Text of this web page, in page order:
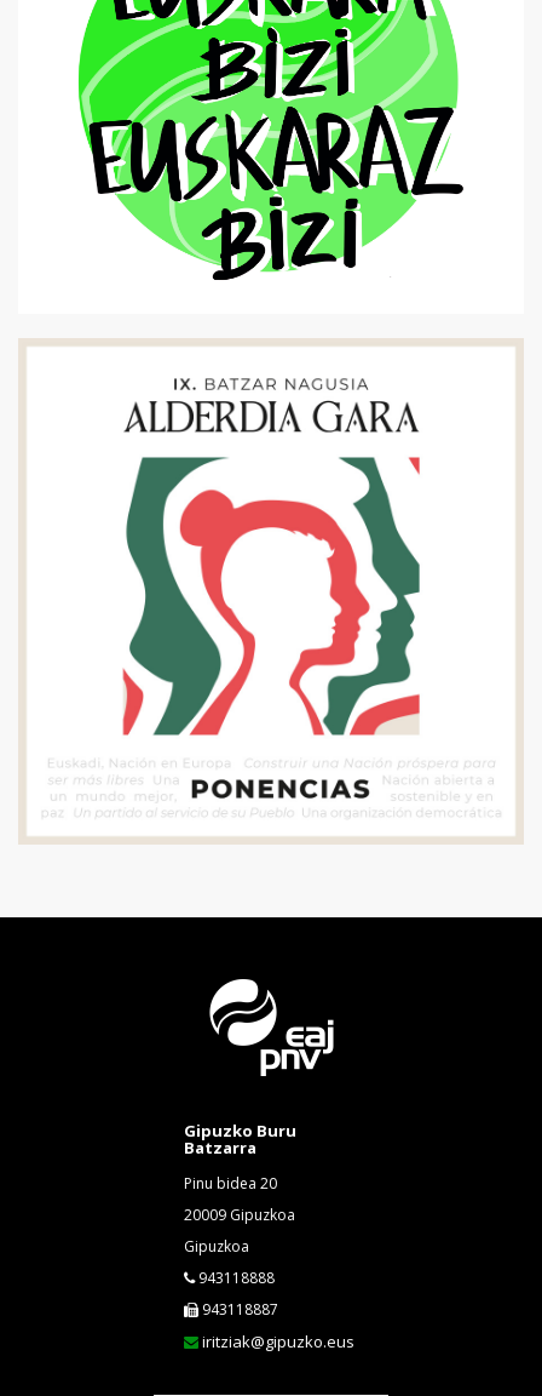
Gipuzko Buru
Batzarra
Pinu bidea 20
20009 Gipuzkoa
Gipuzkoa
943118888
943118887
iritziak@gipuzko.eus